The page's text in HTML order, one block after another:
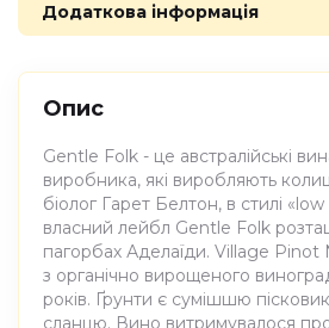
Додаткова інформація
Опис
Gentle Folk - це австралійські
виробника, які виробляють
біолог Гарет Белтон, в стилі
власний лейбл Gentle Folk
пагорбах Аделаїди. Village Pinot
з органічно вирощеного
років. Ґрунти є сумішшю
сланцю. Вино витримувалося